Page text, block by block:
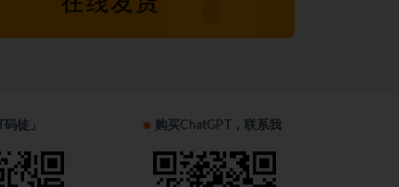
徒」 购买ChatGPT，联系我